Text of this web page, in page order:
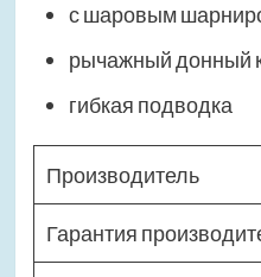
с шаровым
рычажный донный
гибкая подводка
Производитель
Гарантия